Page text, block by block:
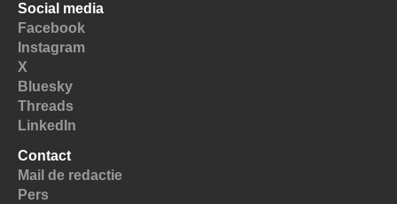
Social media
Facebook
Instagram
X
Bluesky
Threads
LinkedIn
Contact
Mail de redactie
Pers